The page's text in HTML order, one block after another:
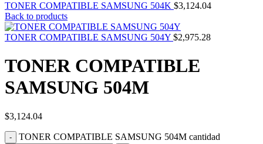
TONER COMPATIBLE SAMSUNG 504K $3,124.04
Back to products
TONER COMPATIBLE SAMSUNG 504Y $2,975.28
TONER COMPATIBLE
SAMSUNG 504M
$3,124.04
TONER COMPATIBLE SAMSUNG 504M cantidad